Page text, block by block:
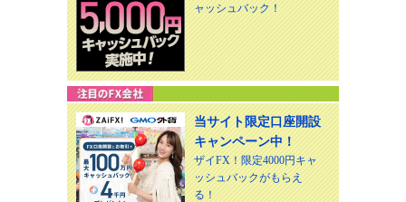
ャッシュバック！
当サイト限定口座開設
キャンペーン中！
ザイFX！限定4000円キャ
ッシュバックがもらえ
る！